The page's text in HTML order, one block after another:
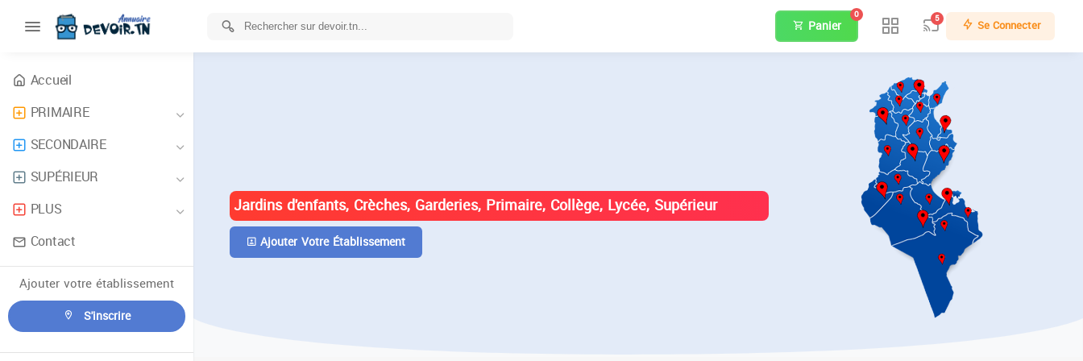
Accueil
PRIMAIRE
SECONDAIRE
SUPÉRIEUR
PLUS
Contact
Ajouter votre établissement
S'inscrire
Panier
0 5 Se Connecter
Jardins d'enfants, Crèches, Garderies, Primaire, Collège, Lycée, Supérieur
Ajouter Votre Établissement